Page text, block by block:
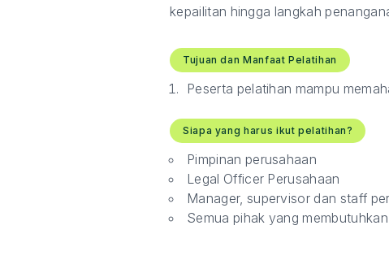
kepailitan hingga langkah
Tujuan dan Manfaat Pelatihan
Peserta pelatihan mampu
Siapa yang harus ikut pelatihan?
Pimpinan perusahaan
Legal Officer Perusahaan
Manager, supervisor dan staff
Semua pihak yang